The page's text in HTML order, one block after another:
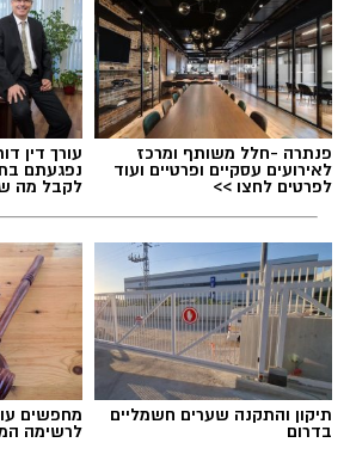
פנתרה -חלל משותף ומרכז
לאירועים עסקיים ופרטיים ועוד
לפרטים לחצו >>
עורך דין
נפגעתם
לקבל מה
תיקון והתקנה שערים חשמליים
בדרום
מחפשים
לרשימה